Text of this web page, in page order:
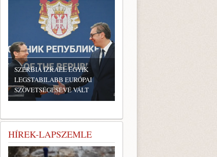
SZERBIA IZRAEL EGYIK
LEGSTABILABB EURÓPAI
SZÖVETSÉGESÉVÉ VÁLT
HÍREK-LAPSZEMLE